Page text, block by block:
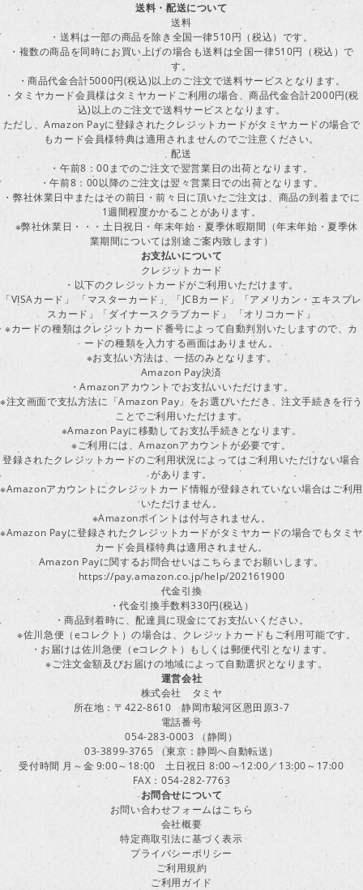
送料・配送について
送料
・送料は一部の商品を除き全国一律510円（税込）です。
・複数の商品を同時にお買い上げの場合も送料は全国一律510円（税込）で
す。
・商品代金合計5000円(税込)以上のご注文で送料サービスとなります。
・タミヤカード会員様はタミヤカードご利用の場合、商品代金合計2000円(税
込)以上のご注文で送料サービスとなります。
ただし、Amazon Payに登録されたクレジットカードがタミヤカードの場合で
もカード会員様特典は適用されませんのでご注意ください。
配送
・午前8：00までのご注文で翌営業日の出荷となります。
・午前8：00以降のご注文は翌々営業日での出荷となります。
・弊社休業日中またはその前日・前々日に頂いたご注文は、商品の到着までに
1週間程度かかることがあります。
※弊社休業日・・・土日祝日・年末年始・夏季休暇期間（年末年始・夏季休
業期間については別途ご案内致します）
お支払いについて
クレジットカード
・以下のクレジットカードがご利用いただけます。
「VISAカード」 「マスターカード」 「JCBカード」「アメリカン・エキスプレ
スカード」「ダイナースクラブカード」 「オリコカード」
※カードの種類はクレジットカード番号によって自動判別いたしますので、カ
ードの種類を入力する画面はありません。
※お支払い方法は、一括のみとなります。
Amazon Pay決済
・Amazonアカウントでお支払いいただけます。
※注文画面で支払方法に「Amazon Pay」をお選びいただき、注文手続きを行う
ことでご利用いただけます。
※Amazon Payに移動してお支払手続きとなります。
※ご利用には、Amazonアカウントが必要です。
登録されたクレジットカードのご利用状況によってはご利用いただけない場合
があります。
※Amazonアカウントにクレジットカード情報が登録されていない場合はご利用
いただけません。
※Amazonポイントは付与されません。
※Amazon Payに登録されたクレジットカードがタミヤカードの場合でもタミヤ
カード会員様特典は適用されません。
Amazon Payに関するお問合せいはこちらまでお願いします。
https://pay.amazon.co.jp/help/202161900
代金引換
・代金引換手数料330円(税込）
・商品到着時に、配達員に現金にてお支払いください。
※佐川急便（eコレクト）の場合は、クレジットカードもご利用可能です。
・お届けは佐川急便（eコレクト）もしくは郵便代引となります。
※ご注文金額及びお届けの地域によって自動選択となります。
運営会社
株式会社 タミヤ
所在地：〒422-8610 静岡市駿河区恩田原3-7
電話番号
054-283-0003 （静岡）
03-3899-3765 （東京：静岡へ自動転送）
受付時間 月～金 9:00～18:00 土日祝日 8:00～12:00／13:00～17:00
FAX：054-282-7763
お問合せについて
お問い合わせフォームはこちら
会社概要
特定商取引法に基づく表示
プライバシーポリシー
ご利用規約
ご利用ガイド